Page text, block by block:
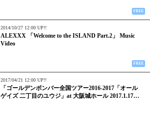
FREE
2014/10/27 12:00 UP!!
ALEXXX 「Welcome to the ISLAND Part.2」 Music
Video
FREE
2017/04/21 12:00 UP!!
「ゴールデンボンバー全国ツアー2016-2017「オール
ゲイズ 二丁目のユウジ」at 大阪城ホール 2017.1.17…